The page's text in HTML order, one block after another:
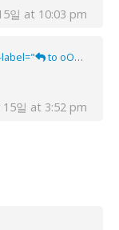
일 at 10:03 pm
to oOxOo">
일 at 3:52 pm